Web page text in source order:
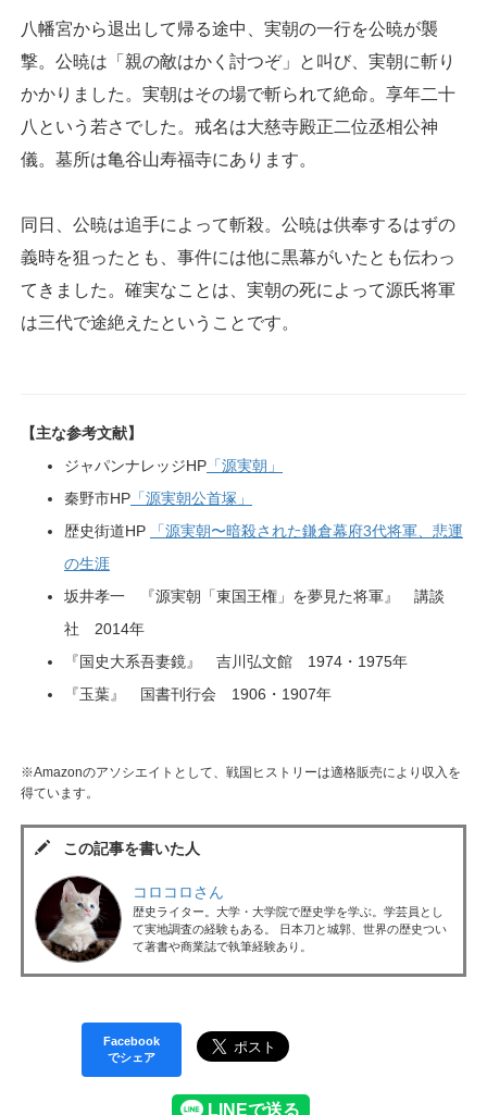
八幡宮から退出して帰る途中、実朝の一行を公暁が襲
撃。公暁は「親の敵はかく討つぞ」と叫び、実朝に斬り
かかりました。実朝はその場で斬られて絶命。享年二十
八という若さでした。戒名は大慈寺殿正二位丞相公神
儀。墓所は亀谷山寿福寺にあります。
同日、公暁は追手によって斬殺。公暁は供奉するはずの
義時を狙ったとも、事件には他に黒幕がいたとも伝わっ
てきました。確実なことは、実朝の死によって源氏将軍
は三代で途絶えたということです。
【主な参考文献】
ジャパンナレッジHP 「源実朝」
秦野市HP 「源実朝公首塚」
歴史街道HP
「源実朝〜暗殺された鎌倉幕府3代将軍、悲運
の生涯
坂井孝一 『源実朝「東国王権」を夢見た将軍』 講談
社 2014年
『国史大系吾妻鏡』 吉川弘文館 1974・1975年
『玉葉』 国書刊行会 1906・1907年
※Amazonのアソシエイトとして、戦国ヒストリーは適格販売により収入を
得ています。
この記事を書いた人
コロコロさん
歴史ライター。大学・大学院で歴史学を学ぶ。学芸員とし
て実地調査の経験もある。 日本刀と城郭、世界の歴史つい
て著書や商業誌で執筆経験あり。
Facebook
でシェア